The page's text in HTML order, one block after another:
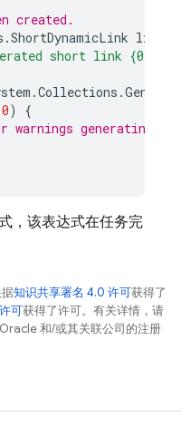
created.
.ShortDynamicLink link
short link {0}"
.Collections .Generic
0)
{
warnings generating
，该表达式在任务完
知识共享署名 4.0 许可获得了
可获得了许可。有关详情，请
和/或其关联公司的注册